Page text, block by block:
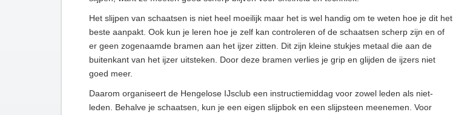
Het slijpen van schaatsen is niet heel moeilijk maar het is wel handig om te weten hoe je dit het
beste aanpakt. Ook kun je leren hoe je zelf kan controleren of de schaatsen scherp zijn en of
er geen zogenaamde bramen aan het ijzer zitten. Dit zijn kleine stukjes metaal die aan de
buitenkant van het ijzer uitsteken. Door deze bramen verlies je grip en glijden de ijzers niet
goed meer.
Daarom organiseert de Hengelose IJsclub een instructiemiddag voor zowel leden als niet-
leden. Behalve je schaatsen, kun je een eigen slijpbok en een slijpsteen meenemen. Voor